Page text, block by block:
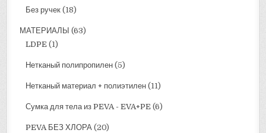
Без ручек (18)
МАТЕРИАЛЫ (63)
LDPE (1)
Нетканый полипропилен (5)
Нетканый материал + полиэтилен (11)
Сумка для тела из PEVA - EVA+PE (6)
PEVA БЕЗ ХЛОРА (20)